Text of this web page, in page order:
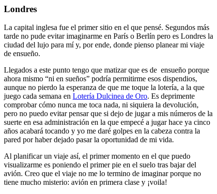
Londres
La capital inglesa fue el primer sitio en el que pensé. Segundos más
tarde no pude evitar imaginarme en París o Berlín pero es Londres la
ciudad del lujo para mí y, por ende, donde pienso planear mi viaje
de ensueño.
Llegados a este punto tengo que matizar que es de ensueño porque
ahora mismo “ni en sueños” podría permitirme esos dispendios,
aunque no pierdo la esperanza de que me toque la lotería, a la que
juego cada semana en Lotería Dulcinea de Oro. Es deprimente
comprobar cómo nunca me toca nada, ni siquiera la devolución,
pero no puedo evitar pensar que si dejo de jugar a mis números de la
suerte en esa administración en la que empecé a jugar hace ya cinco
años acabará tocando y yo me daré golpes en la cabeza contra la
pared por haber dejado pasar la oportunidad de mi vida.
Al planificar un viaje así, el primer momento en el que puedo
visualizarme es poniendo el primer pie en el suelo tras bajar del
avión. Creo que el viaje no me lo termino de imaginar porque no
tiene mucho misterio: avión en primera clase y ¡voila!